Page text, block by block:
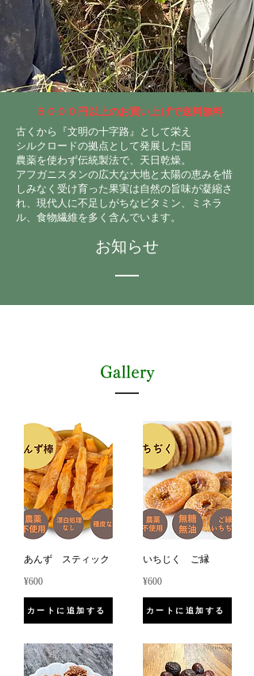
​５０００円以上のお買い上げで送料無料
古くから『文明の十字路』として栄え
シルクロードの拠点として発展した国
農薬を使わず伝統製法で、天日乾燥。
アフガニスタンの広大な大地と太陽の恵みを惜
しみなく受け育った果実は自然の旨味が凝縮さ
れ、現代人に不足しがちなビタミン、ミネラ
ル、食物繊維を多く含んでいます。
​お知らせ
Gallery
あんず スティック
¥600
カートに追加する
いちじく ご縁
¥600
カートに追加する